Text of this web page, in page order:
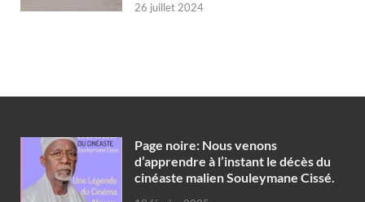
26 juillet 2024
Page noire: Nous venons
d’apprendre à l’instant le décès du
cinéaste malien Souleymane Cissé.